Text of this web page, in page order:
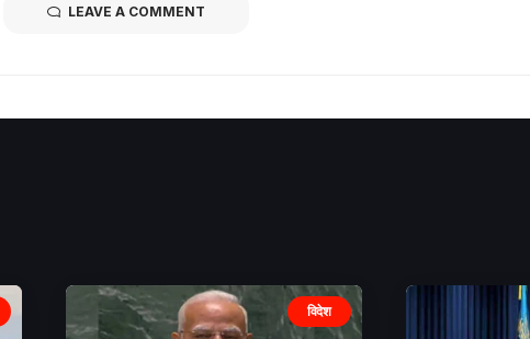
LEAVE A COMMENT
विदेश